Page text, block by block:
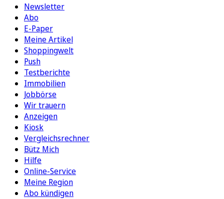
Newsletter
Abo
E-Paper
Meine Artikel
Shoppingwelt
Push
Testberichte
Immobilien
Jobbörse
Wir trauern
Anzeigen
Kiosk
Vergleichsrechner
Bütz Mich
Hilfe
Online-Service
Meine Region
Abo kündigen